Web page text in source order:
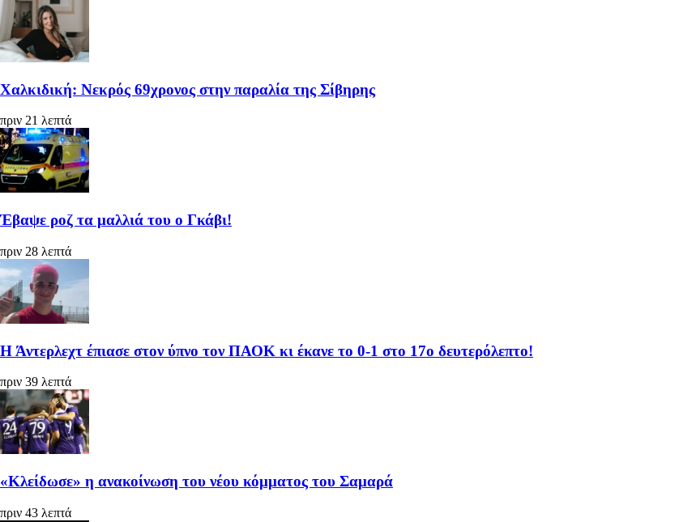
Χαλκιδική: Νεκρός 69χρονος στην παραλία της Σίβηρης
πριν 21 λεπτά
Έβαψε ροζ τα μαλλιά του ο Γκάβι!
πριν 28 λεπτά
Η Άντερλεχτ έπιασε στον ύπνο τον ΠΑΟΚ κι έκανε το 0-1 στο 17ο δευτερόλεπτο!
πριν 39 λεπτά
«Κλείδωσε» η ανακοίνωση του νέου κόμματος του Σαμαρά
πριν 43 λεπτά